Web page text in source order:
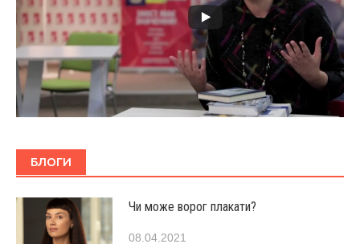
БЛОГИ
Чи може ворог плакати?
08.04.2021